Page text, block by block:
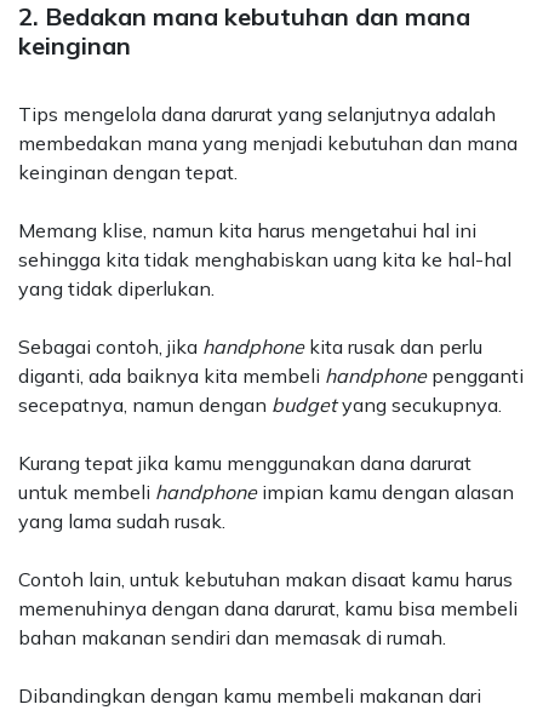
2. Bedakan mana kebutuhan dan mana
keinginan
Tips mengelola dana darurat yang selanjutnya adalah
membedakan mana yang menjadi kebutuhan dan mana
keinginan dengan tepat.
Memang klise, namun kita harus mengetahui hal ini
sehingga kita tidak menghabiskan uang kita ke hal-hal
yang tidak diperlukan.
Sebagai contoh, jika handphone kita rusak dan perlu
diganti, ada baiknya kita membeli handphonepengganti
secepatnya, namun dengan budgetyang secukupnya.
Kurang tepat jika kamu menggunakan dana darurat
untuk membeli handphoneimpian kamu dengan alasan
yang lama sudah rusak.
Contoh lain, untuk kebutuhan makan disaat kamu harus
memenuhinya dengan dana darurat, kamu bisa membeli
bahan makanan sendiri dan memasak di rumah.
Dibandingkan dengan kamu membeli makanan dari